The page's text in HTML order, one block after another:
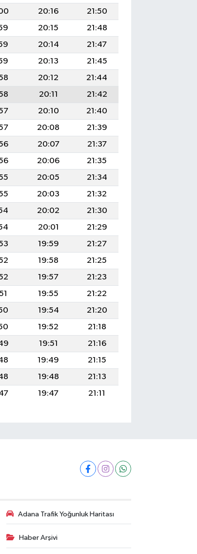
20:16
21:50
20:15
21:48
20:14
21:47
20:13
21:45
20:12
21:44
20:11
21:42
20:10
21:40
20:08
21:39
20:07
21:37
20:06
21:35
20:05
21:34
20:03
21:32
20:02
21:30
20:01
21:29
19:59
21:27
19:58
21:25
19:57
21:23
19:55
21:22
19:54
21:20
19:52
21:18
19:51
21:16
19:49
21:15
19:48
21:13
19:47 21:11
Adana Trafik Yoğunluk Haritası
Haber Arşivi